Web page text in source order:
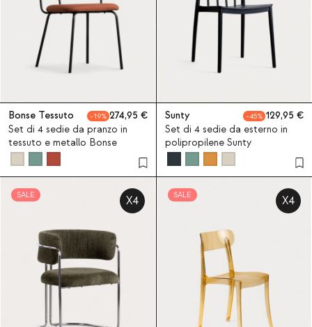
Bonse Tessuto 19
274,95
Set di 4 sedie da pranzo in
tessuto e metallo Bonse
Sunty 45
129,95
Set di 4 sedie da esterno in
polipropilene Sunty
SALE X4 SALE X4